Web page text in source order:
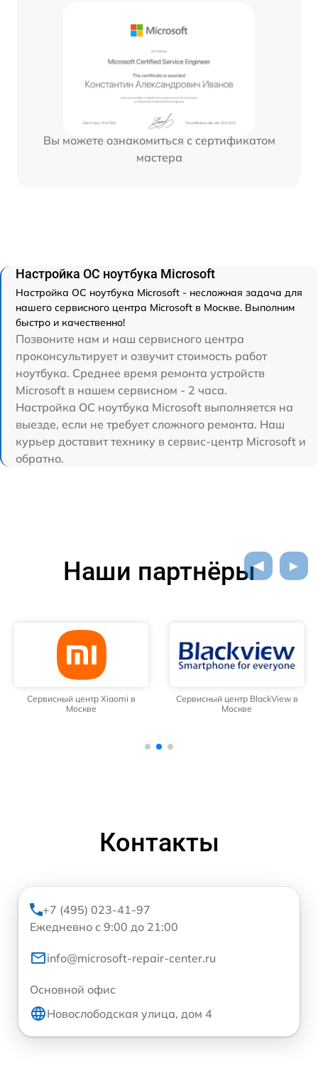
Вы можете ознакомиться с сертификатом
мастера
Настройка ОС ноутбука Microsoft
Настройка ОС ноутбука Microsoft - несложная задача для
нашего сервисного центра Microsoft в Москве. Выполним
быстро и качественно!
Позвоните нам и наш сервисного центра
проконсультирует и озвучит стоимость работ
ноутбука. Среднее время ремонта устройств
Microsoft в нашем сервисном - 2 часа.
Настройка ОС ноутбука Microsoft выполняется на
выезде, если не требует сложного ремонта. Наш
курьер доставит технику в сервис-центр Microsoft и
обратно.
Наши партнёры
Сервисный центр Xiaomi в
Москве
Сервисный центр BlackView в
Москве
Контакты
+7 (495) 023-41-97
Ежедневно с 9:00 до 21:00
info@microsoft-repair-center.ru
Основной офис
Новослободская улица, дом 4